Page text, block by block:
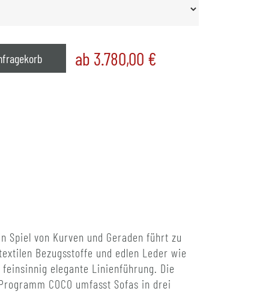
ab 3.780,00 €
von Kurven und Geraden führt zu
Bezugsstoffe und edlen Leder wie
elegante Linienführung. Die
COCO umfasst Sofas in drei